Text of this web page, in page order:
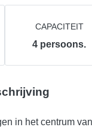
CAPACITEIT
4 persoons.
in het centrum